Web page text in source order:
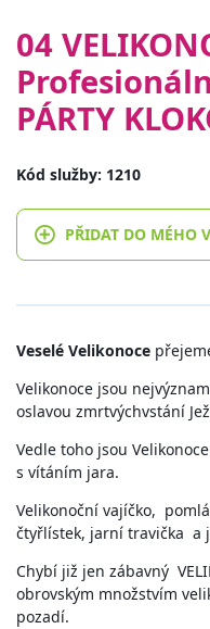
04
PÁRTY
Kód služby: 1210
PŘIDAT DO MÉHO
Veselé Velikonoce
Velikonoce jsou
oslavou zmrtvýchvstání
Vedle toho jsou
s vítáním jara.
Velikonoční vajíčko,
čtyřlístek, jarní travička a
Chybí již jen zábavný
obrovským množstvím
pozadí.